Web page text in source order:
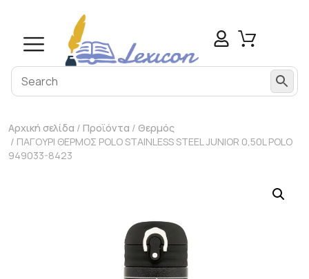
Αρχική σελίδα / Προϊόντα / Θερμός
/ ΠΑΓΟΥΡΙ ΘΕΡΜΟΣ POLO STAINLESS STEEL JUNIOR 0,50L POLO
949033-8423